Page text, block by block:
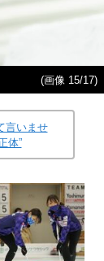
(画像 15/17)
言いませ
体”